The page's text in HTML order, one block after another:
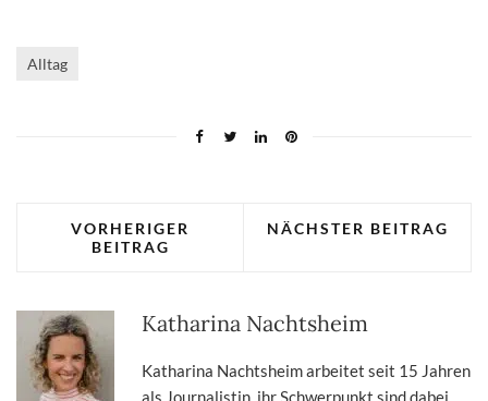
Alltag
VORHERIGER
BEITRAG
NÄCHSTER BEITRAG
Katharina Nachtsheim
Katharina Nachtsheim arbeitet seit 15 Jahren
als Journalistin, ihr Schwerpunkt sind dabei